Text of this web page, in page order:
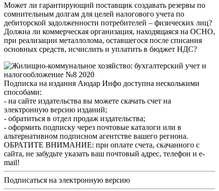
Может ли гарантирующий поставщик создавать резервы по
сомнительным долгам для целей налогового учета по
дебиторской задолженности потребителей – физических лиц?
Должна ли коммерческая организация, находящаяся на ОСНО,
при реализации металлолома, оставшегося после списания
основных средств, исчислить и уплатить в бюджет НДС?
Подписка на издания Аюдар Инфо доступна несколькими
способами:
- на сайте издательства вы можете скачать счет на
электронную версию изданий;
- обратиться в отдел продаж издательства;
- оформить подписку через почтовые каталоги или в
альтернативном подписном агентстве вашего региона.
ОБРАТИТЕ ВНИМАНИЕ: при оплате счета, скачанного с
сайта, не забудьте указать ваш почтовый адрес, телефон и e-
mail!
Подписаться на электронную версию